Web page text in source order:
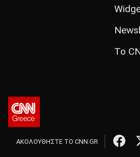
Το
ΑΚΟΛΟΥΘΗΣΤΕ ΤΟ CNN.GR